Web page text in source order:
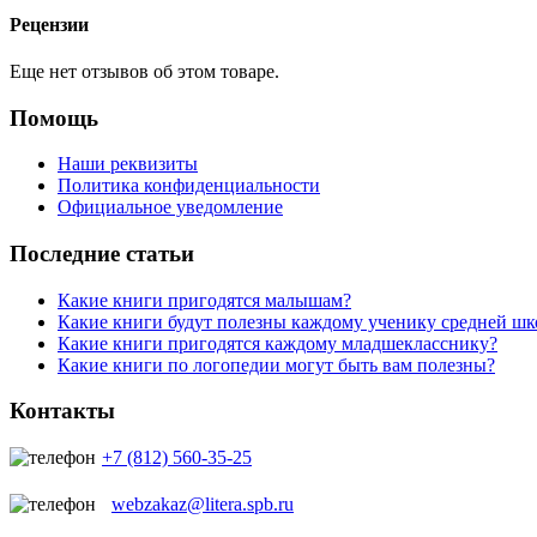
Рецензии
Еще нет отзывов об этом товаре.
Помощь
Наши реквизиты
Политика конфиденциальности
Официальное уведомление
Последние статьи
Какие книги пригодятся малышам?
Какие книги будут полезны каждому ученику средней
Какие книги пригодятся каждому младшекласснику?
Какие книги по логопедии могут быть вам полезны?
Контакты
+7 (812) 560-35-25
webzakaz@litera.spb.ru